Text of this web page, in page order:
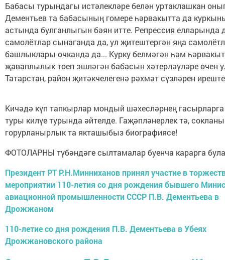
Бабасы турындагы истәлекләре белән уртаклашкан
Дементьев та бабасының гомере һәрвакытта да
астында булганлыгын бәян итте. Репрессия елларында
самолётлар сынаганда да, ул җитештергән яңа
башлыклары очканда да... Курку белмәгән һәм
җаваплылык тоеп эшләгән бабасын хәтерләүләре өчен
Татарстан, район җитәкчелегенә рәхмәт сүзләрен
Кичәдә күп тапкырлар мондый шәхесләрнең гасырларга
туры килүе турында әйтелде. Гаҗәпләнерлек тә,
горурланырлык та якташыбыз биографиясе!
ФОТОЛАРНЫ түбәндәге сылтамалар буенча карарга
Президент РТ Р.Н.Минниханов принял участие в
мероприятии 110-летия со дня рождения бывшего
авиационной промышленности СССР П.В. Дементьева в
Дрожжаном
110-летие со дня рождения П.В. Дементьева в Убеях
Дрожжановского района